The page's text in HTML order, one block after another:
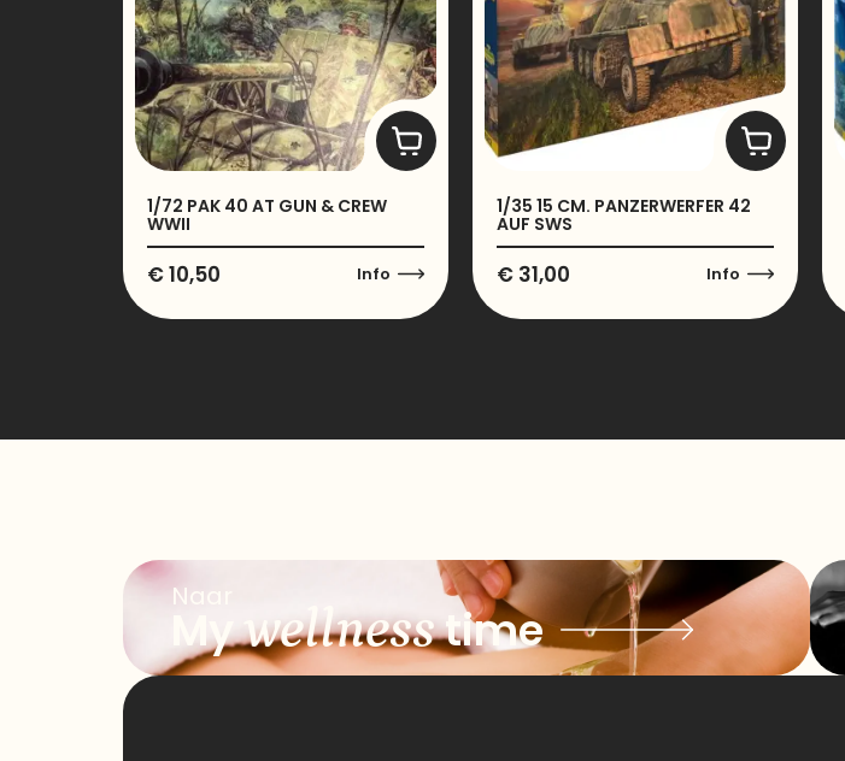
1/72 PAK 40 AT GUN & CREW
WWII
€10,50 Info
1/35 15 CM. PANZERWERFER 42
AUF SWS
€ 31,00 Info
Naar
Mywellnesstime